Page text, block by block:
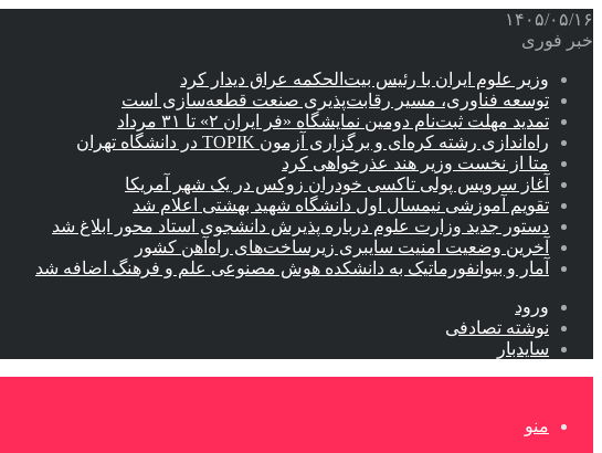
۱۴۰۵/۰۵/۱۶
خبر فوری
وزیر علوم ایران با رئیس بیت‌الحکمه عراق دیدار کرد
توسعه فناوری، مسیر رقابت‌پذیری صنعت قطعه‌سازی است
تمدید مهلت ثبت‌نام دومین نمایشگاه «فر ایران ۲» تا ۳۱ مرداد
راه‌اندازی رشته کره‌ای و برگزاری آزمون TOPIK در دانشگاه تهران
متا از نخست وزیر هند عذرخواهی کرد
آغاز سرویس پولی تاکسی خودران زوکس در یک شهر آمریکا
تقویم آموزشی نیمسال اول دانشگاه شهید بهشتی اعلام شد
دستور جدید وزارت علوم درباره پذیرش دانشجوی استاد محور ابلاغ شد
آخرین وضعیت امنیت سایبری زیرساخت‌های راه‌آهن کشور
آمار و بیوانفورماتیک به دانشکده هوش مصنوعی علم و فرهنگ اضافه شد
ورود
نوشته تصادفی
سایدبار
منو